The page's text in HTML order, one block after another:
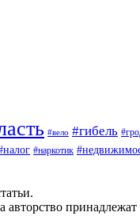
#вело #гибель
#наркотик